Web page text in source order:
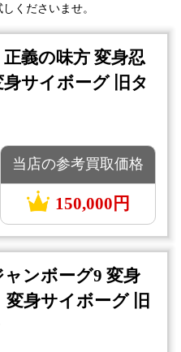
くださいませ。
正義の味方 変身忍
身サイボーグ 旧タ
当店の参考買取価格
150,000円
ャンボーグ9 変身
変身サイボーグ 旧